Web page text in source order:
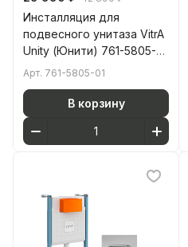
Инсталляция для
подвесного унитаза VitrA
Unity (Юнити) 761-5805-01
без кнопки смыва
Арт. 761-5805-01
В корзину